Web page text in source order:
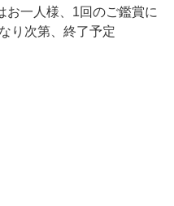
お一人様、1回のご鑑賞に
り次第、終了予定